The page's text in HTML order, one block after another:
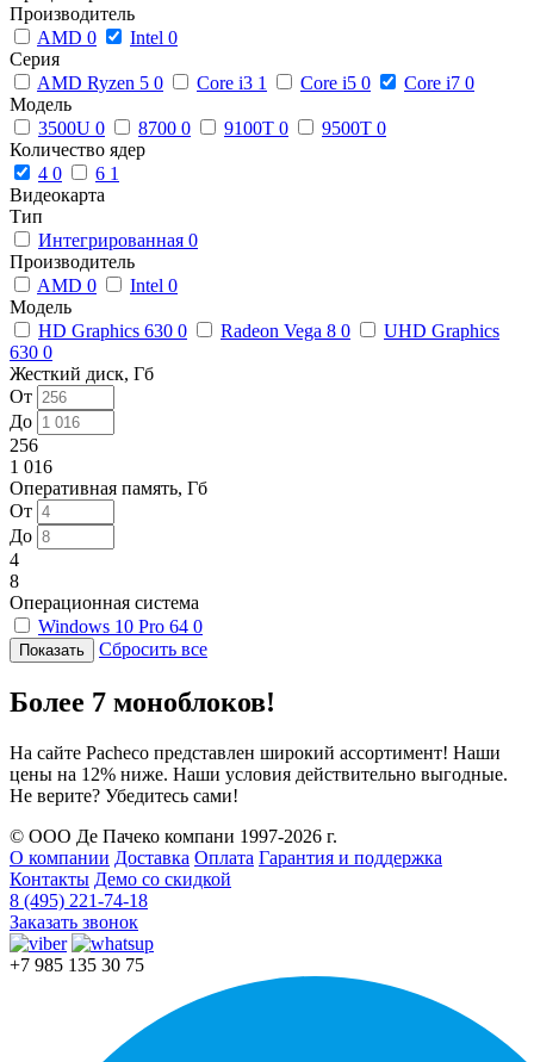
Производитель
AMD 0 Intel 0
Серия
AMD Ryzen 5 0 Core i3 1 Core i5 0 Core i7 0
Модель
3500U 0 8700 0 9100T 0 9500T 0
Количество ядер
4 0 6 1
Видеокарта
Тип
Интегрированная 0
Производитель
AMD 0 Intel 0
Модель
HD Graphics 630 0 Radeon Vega 8 0
UHD Graphics
630 0
Жесткий диск, Гб
От
До
256
1 016
Оперативная память, Гб
От
До
4
8
Операционная система
Windows 10 Pro 64 0
Сбросить все
Более 7 моноблоков!
На сайте Pacheco представлен широкий ассортимент! Наши
цены на 12% ниже. Наши условия действительно выгодные.
Не верите? Убедитесь сами!
© ООО Де Пачеко компани 1997-2026 г.
О компании Доставка Оплата Гарантия и поддержка
Контакты Демо со скидкой
8 (495) 221-74-18
Заказать звонок
+7 985 135 30 75